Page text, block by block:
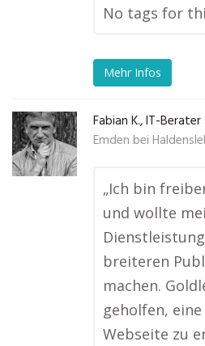
No tags for
Mehr Infos
Fabian K., IT-Berater
Emden bei
„Ich bin
und wollte
breiteren
machen.
geholfen,
Webseite zu